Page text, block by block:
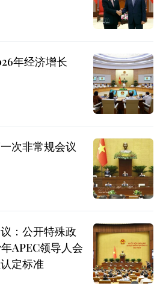
年经济增长
次非常规会议
：公开特殊政
APEC领导人会
定标准